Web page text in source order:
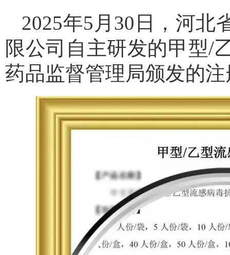
2025年5月30日，河北
限公司自主研发的甲型/
药品监督管理局颁发的